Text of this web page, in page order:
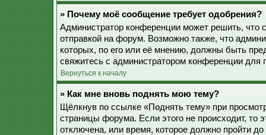
» Почему моё сообщение требует одобрения?
Администратор конференции может решить, что
отправкой на форум. Возможно также, что
которых, по его или её мнению, должны быть
свяжитесь с администратором конференции
Вернуться к началу
» Как мне вновь поднять мою тему?
Щёлкнув по ссылке «Поднять тему» при
страницы форума. Если этого не происходит, то
отключена, или время, которое должно пройти